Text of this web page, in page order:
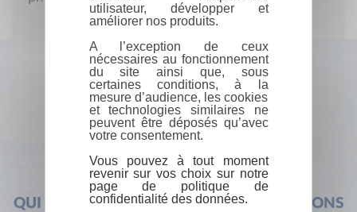
QUI SOMMES-NOUS ? FOIRE AUX QUESTIONS
utilisateur, développer et
améliorer nos produits.
A l’exception de ceux
nécessaires au fonctionnement
du site ainsi que, sous
certaines conditions, à la
mesure d’audience, les cookies
et technologies similaires ne
peuvent être déposés qu’avec
votre consentement.
Vous pouvez à tout moment
revenir sur vos choix sur notre
page de politique de
confidentialité des données.